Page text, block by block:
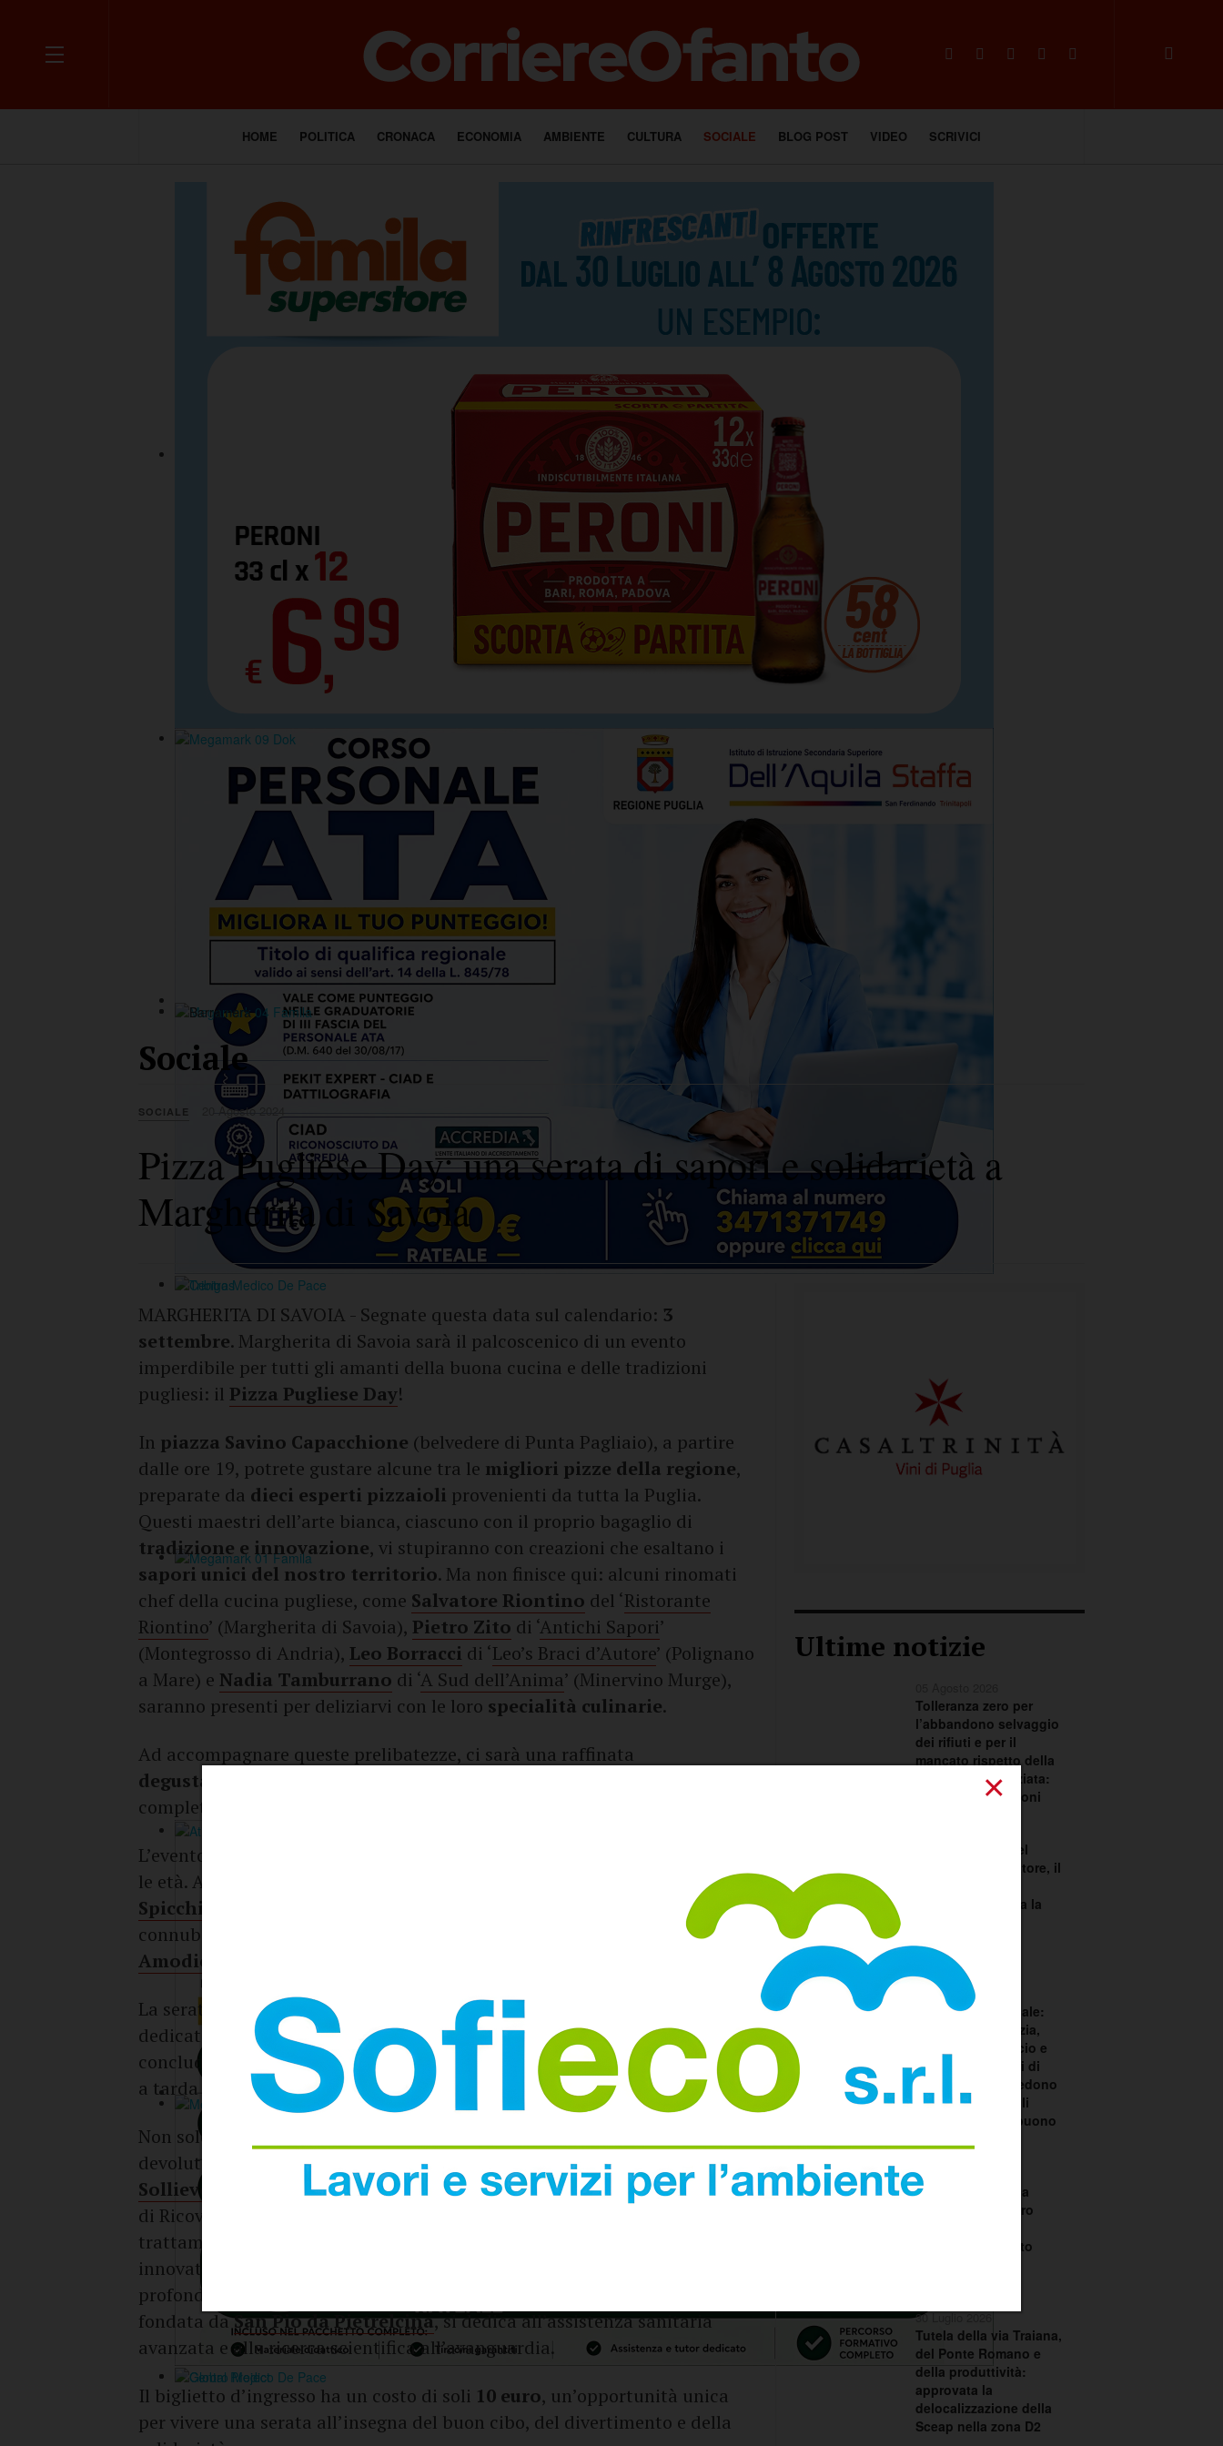
HOME POLITICA CRONACA ECONOMIA AMBIENTE CULTURA SOCIALE BLOG POST VIDEO SCRIVICI
Sociale
SOCIALE 20 Agosto 2024
Pizza Pugliese Day: una serata di sapori e solidarietà a
Margherita di Savoia
MARGHERITA DI SAVOIA - Segnate questa data sul calendario: 3
settembre. Margherita di Savoia sarà il palcoscenico di un evento
imperdibile per tutti gli amanti della buona cucina e delle tradizioni
pugliesi: il Pizza Pugliese Day!
In piazza Savino Capacchione (belvedere di Punta Pagliaio), a partire
dalle ore 19, potrete gustare alcune tra le migliori pizze della regione,
preparate da dieci esperti pizzaioli provenienti da tutta la Puglia.
Questi maestri dell’arte bianca, ciascuno con il proprio bagaglio di
tradizione e innovazione, vi stupiranno con creazioni che esaltano i
sapori unici del nostro territorio. Ma non finisce qui: alcuni rinomati
chef della cucina pugliese, come Salvatore Riontino del ‘Ristorante
Riontino’ (Margherita di Savoia), Pietro Zito di ‘Antichi Sapori’
(Montegrosso di Andria), Leo Borracci di ‘Leo’s Braci d’Autore’ (Polignano
a Mare) e Nadia Tamburrano di ‘A Sud dell’Anima’ (Minervino Murge),
saranno presenti per deliziarvi con le loro specialità culinarie.
Ad accompagnare queste prelibatezze, ci sarà una raffinata
degustazione di vini e birre selezionate
completa e indimenticabile.
L’evento sarà arricchito da una serie di attività e intrattenimenti per tutte
le età. Alle ore 19, non perdetevi la presentazione del libro “
Spicchi
connubio tra vino e pizza, con la presenza dell’autrice
Amodio
La serata proseguirà in un’atmosfera festosa, grazie alle attrazioni
dedicate ai più piccoli, alla musica live diMatteo Borghi
e, per
concludere in bellezza, al DJ set di
Bobbi Distaso
, che vi farà ballare fino
a tarda notte.
Non solo gusto, ma anche
devoluto in beneficenza alla
Fondazione di Religione e di Culto Casa
Sollievo della Sofferenza, un ente no profit riconosciuto come Istituto
di Ricovero e Cura a Carattere Scientifico (IRCCS) per la ricerca e il
trattamento delle malattie genetiche, la medicina rigenerativa e le terapie
innovative. Questo gesto di solidarietà aggiunge un valore ancora più
profondo all’evento, contribuendo a supportare una struttura che,
fondata daSan Pio da Pietrelcina, si dedica all’assistenza sanitaria
avanzata e alla ricerca scientifica all’avanguardia.
Il biglietto d’ingresso ha un costo di soli 10 euro, un’opportunità unica
per vivere una serata all’insegna del buon cibo, del divertimento e della
Ultime notizie
Tolleranza zero per
l’abbandono selvaggio
dei rifiuti e per il
mancato rispetto della
raccolta differenziata:
scattano le sanzioni
Festa in onore del
Santissimo Salvatore, il
Patronali richiama la
condivisa
02 Agosto 2026
Consiglio comunale:
dialogo sull’edilizia,
scontro su bilancio e
TARI. I consiglieri di
centrodestra chiedono
le dimissioni degli
assessori Santobuono
30 Luglio 2026
La Regione Puglia
chiede al Ministero
commissariamento
30 Luglio 2026
Tutela della via Traiana,
del Ponte Romano e
della produttività:
approvata la
delocalizzazione della
Sceap nella zona D2
×